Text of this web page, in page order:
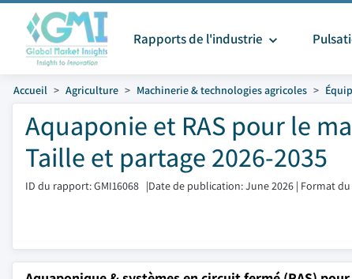
Rapports de l'industrie
Accueil Agriculture Machinerie & technologies agricoles
Aquaponie et RAS pour le
Taille et partage 2026-2035
ID du rapport: GMI16068 |Date de publication: June 2026 | Format